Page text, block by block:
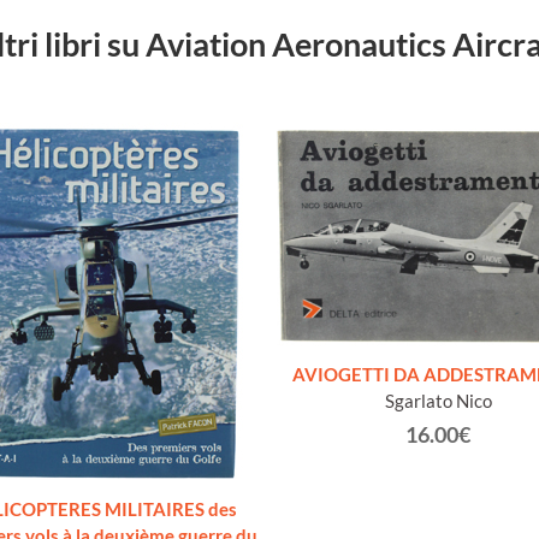
libri su Aviation Aeronautics
MILITAIRES des
AVIOGETTI DA
Sgarlato Nico
16.00€